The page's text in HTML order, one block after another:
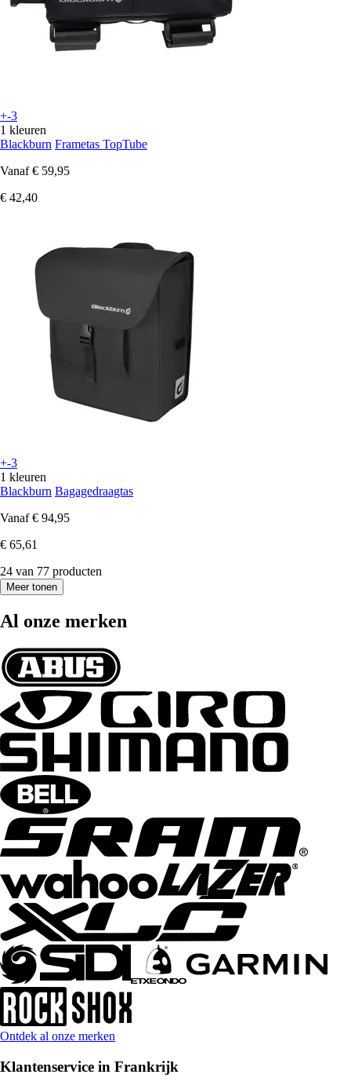
+-3
1 kleuren
Blackburn Frametas TopTube
Vanaf € 59,95
€ 42,40
+-3
1 kleuren
Blackburn Bagagedraagtas
Vanaf € 94,95
€ 65,61
24 van 77 producten
Meer tonen
Al onze merken
Ontdek al onze merken
Klantenservice in Frankrijk